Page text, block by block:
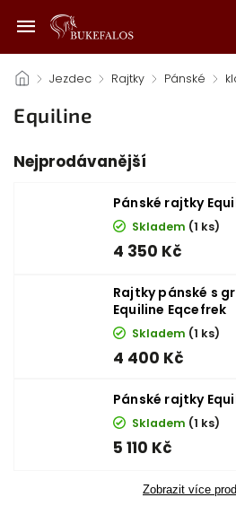
/ Jezdec / Rajtky / Pánské /
Equiline
Nejprodávanější
Pánské rajtky
Skladem (1 ks)
4 350 Kč
Rajtky pánské s
Equiline Eqcefrek
Skladem (1 ks)
4 400 Kč
Pánské rajtky
Skladem (1 ks)
5 110 Kč
Zobrazit více